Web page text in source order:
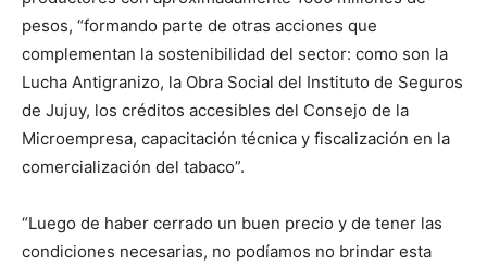
pesos, “formando parte de otras acciones que
complementan la sostenibilidad del sector: como son la
Lucha Antigranizo, la Obra Social del Instituto de Seguros
de Jujuy, los créditos accesibles del Consejo de la
Microempresa, capacitación técnica y fiscalización en la
comercialización del tabaco”.
“Luego de haber cerrado un buen precio y de tener las
condiciones necesarias, no podíamos no brindar esta